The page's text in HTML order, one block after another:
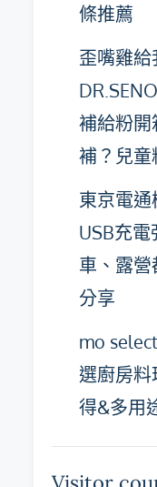
條推薦
歪嘴雞給
補給粉
補？兒
東京電通
USB充
車、露
分享
mo
選廚房
得&多用